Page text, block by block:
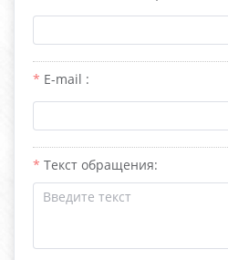
E-mail :
Текст обращения: